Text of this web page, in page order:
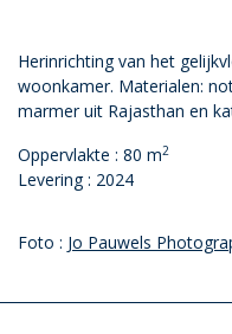
Herinrichting van het
woonkamer. Materialen:
marmer uit Rajasthan en
Oppervlakte : 80 m2
Levering : 2024
Foto : Jo Pauwels